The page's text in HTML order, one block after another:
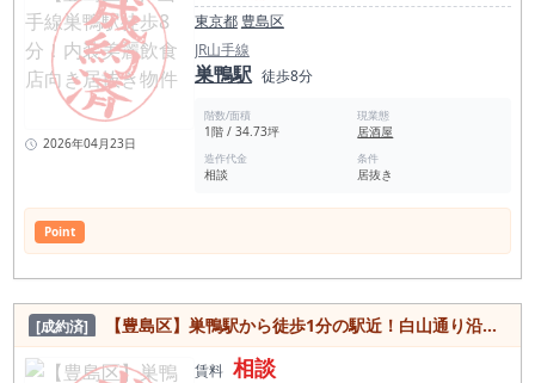
2026年04月23日
東京都 豊島区
JR山手線
巣鴨駅 徒歩8分
階数/面積
1階 / 34.73坪
現業態
居酒屋
造作代金
相談
条件
居抜き
Point
[成約済] 【豊島区】巣鴨駅から徒歩1分の駅近！白山通り沿いにあるペッパーランチ居抜き物件
賃料 相談